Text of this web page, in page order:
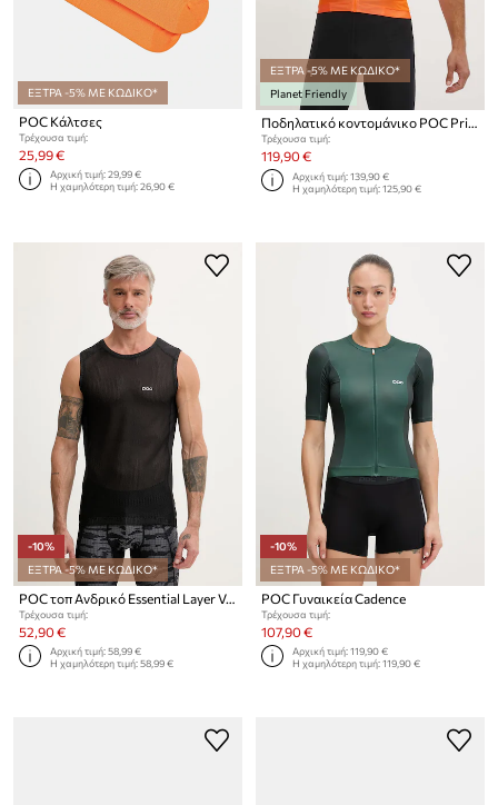
ΕΞΤΡΑ -5% ΜΕ ΚΩΔΙΚΟ*
POC Κάλτσες
Τρέχουσα τιμή:
25,99 €
Αρχική τιμή:29,99 €
Η χαμηλότερη τιμή:26,90 €
ΕΞΤΡΑ -5% ΜΕ ΚΩΔΙΚΟ*
Planet Friendly
Ποδηλατικό κοντομάνικο POC Pristine Jersey
Τρέχουσα τιμή:
119,90 €
Αρχική τιμή:139,90 €
Η χαμηλότερη τιμή:125,90 €
-10%
ΕΞΤΡΑ -5% ΜΕ ΚΩΔΙΚΟ*
POC τοπ Ανδρικό Essential Layer Vest
Τρέχουσα τιμή:
52,90 €
Αρχική τιμή:58,99 €
Η χαμηλότερη τιμή:58,99 €
-10%
ΕΞΤΡΑ -5% ΜΕ ΚΩΔΙΚΟ*
POC Γυναικεία Cadence
Τρέχουσα τιμή:
107,90 €
Αρχική τιμή:119,90 €
Η χαμηλότερη τιμή:119,90 €